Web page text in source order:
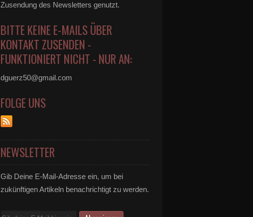
Zusendung des Newsletters genutzt.
BITTE KEINE E-MAILS ÜBER
KONTAKT ZUSENDEN -
FUNKTIONIERT NICHT - NUR AN:
dguerz50@gmail.com
FOLGE UNS
NEWSLETTER
Gib Deine E-Mail-Adresse ein, um bei
zukünftigen Artikeln benachrichtigt zu werden.